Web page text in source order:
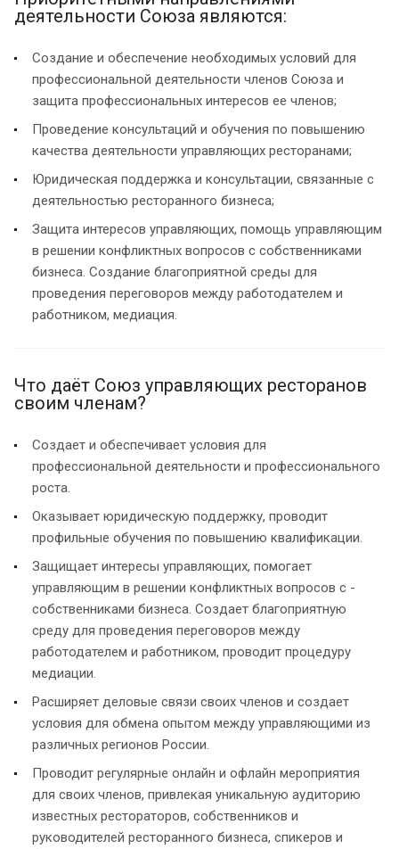
деятельности Союза являются:
Создание и обеспечение необходимых условий для
профессиональной деятельности членов Союза и
защита профессиональных интересов ее членов;
Проведение консультаций и обучения по повышению
качества деятельности управляющих ресторанами;
Юридическая поддержка и консультации, связанные с
деятельностью ресторанного бизнеса;
Защита интересов управляющих, помощь управляющим
в решении конфликтных вопросов с собственниками
бизнеса. Создание благоприятной среды для
проведения переговоров между работодателем и
работником, медиация.
Что даёт Союз управляющих ресторанов
своим членам?
Создает и обеспечивает условия для
профессиональной деятельности и профессионального
роста.
Оказывает юридическую поддержку, проводит
профильные обучения по повышению квалификации.
Защищает интересы управляющих, помогает
управляющим в решении конфликтных вопросов с -
собственниками бизнеса. Создает благоприятную
среду для проведения переговоров между
работодателем и работником, проводит процедуру
медиации.
Расширяет деловые связи своих членов и создает
условия для обмена опытом между управляющими из
различных регионов России.
Проводит регулярные онлайн и офлайн мероприятия
для своих членов, привлекая уникальную аудиторию
известных рестораторов, собственников и
руководителей ресторанного бизнеса, спикеров и